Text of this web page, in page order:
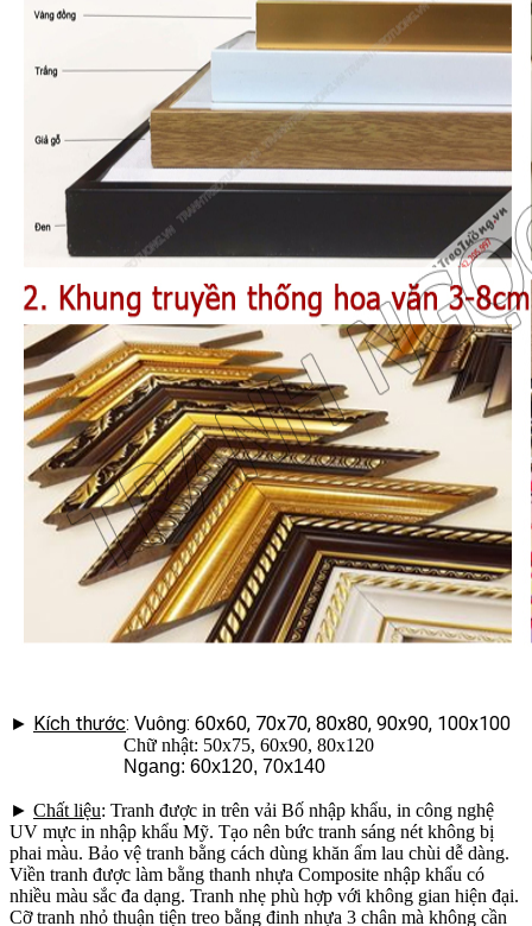
► Kích thước: Vuông: 60x60, 70x70, 80x80, 90x90, 100x100
Chữ nhật: 50x75, 60x90, 80x120
Ngang: 60x120, 70x140
► Chất liệu: Tranh được in trên vải Bố nhập khẩu, in công nghệ
UV mực in nhập khẩu Mỹ. Tạo nên bức tranh sáng nét không bị
phai màu. Bảo vệ tranh bằng cách dùng khăn ẩm lau chùi dễ dàng.
Viền tranh được làm bằng thanh nhựa Composite nhập khẩu có
nhiều màu sắc đa dạng. Tranh nhẹ phù hợp với không gian hiện đại.
Cỡ tranh nhỏ thuận tiện treo bằng đinh nhựa 3 chân mà không cần